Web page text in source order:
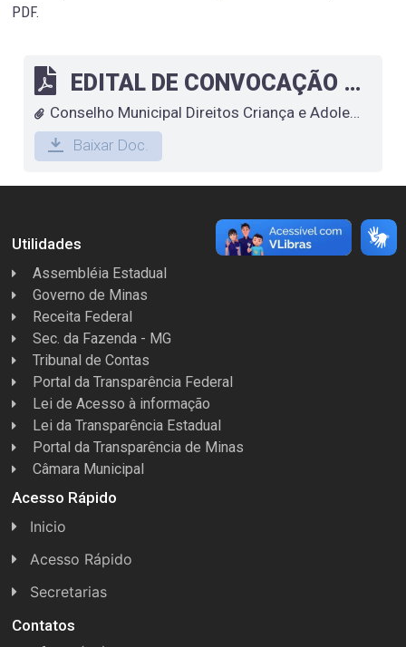
PDF.
EDITAL DE CONVOCAÇÃO Nº 02/2025 CONVOCAÇÃO DE SUPLENTE DO CONSELHO TUTELAR
Conselho Municipal Direitos Criança e Adolescente
Baixar Doc.
Utilidades
Assembléia Estadual
Governo de Minas
Receita Federal
Sec. da Fazenda - MG
Tribunal de Contas
Portal da Transparência Federal
Lei de Acesso à informação
Lei da Transparência Estadual
Portal da Transparência de Minas
Câmara Municipal
Acesso Rápido
Inicio
Acesso Rápido
Concursos
Conselhos
Secretarias
Licitações
Contatos